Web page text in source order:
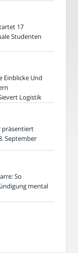
17
Studenten
Einblicke Und
Logistik
präsentiert
September
So
mental